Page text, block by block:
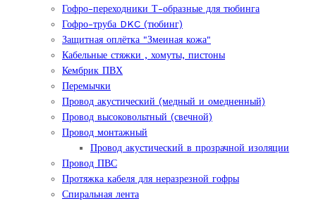
Гофро-переходники Т-образные для тюбинга
Гофро-труба DKC (тюбинг)
Защитная оплётка "Змеиная кожа"
Кабельные стяжки , хомуты, пистоны
Кембрик ПВХ
Перемычки
Провод акустический (медный и омедненный)
Провод высоковольтный (свечной)
Провод монтажный
Провод акустический в прозрачной изоляции
Провод ПВС
Протяжка кабеля для неразрезной гофры
Спиральная лента